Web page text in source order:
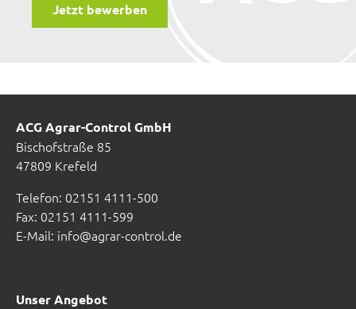
Jetzt bewerben
ACG Agrar-Control GmbH
Bischofstraße 85
47809 Krefeld
Telefon: 02151 4111-500
Fax: 02151 4111-599
E-Mail: info@agrar-control.de
Unser Angebot